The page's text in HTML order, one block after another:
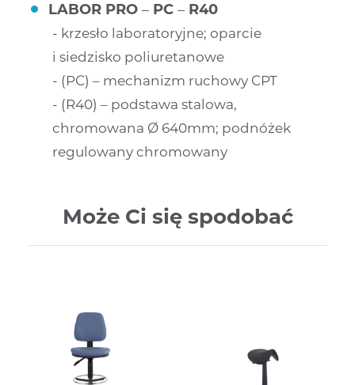
LABOR PRO – PC – R40
krzesło laboratoryjne; oparcie
i siedzisko poliuretanowe
(PC) – mechanizm ruchowy CPT
(R40) – podstawa stalowa,
chromowana Ø 640mm; podnóżek
regulowany chromowany
Może Ci się spodobać